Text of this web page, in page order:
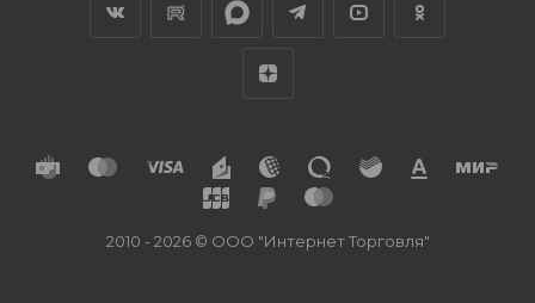
2010 - 2026 © ООО "Интернет Торговля"